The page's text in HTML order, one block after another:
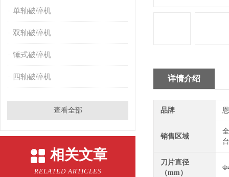
单轴破碎机
双轴破碎机
锤式破碎机
四轴破碎机
查看全部
相关文章
RELATED ARTICLES
详情介绍
品牌
销售区域
刀片直径
（mm）